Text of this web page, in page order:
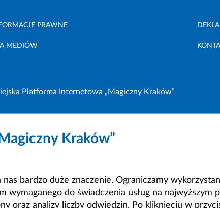
PRAWNE
MEDIÓW
Platforma Internetowa „Magiczny Kraków”
Kraków”
bardzo duże znaczenie. Ograniczamy
do świadczenia usług na najwyższym
oraz analizy liczby odwiedzin. Po kliknięciu w